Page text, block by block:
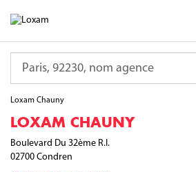
France
Loxam Chauny
LOXAM CHAUNY
Boulevard Du 32ème R.I.
02700 Condren